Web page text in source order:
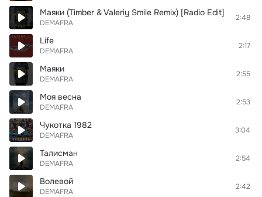
Маяки (Timber & Valeriy Smile Remix) [Radio Edit]
DEMAFRA
2:48
Life
DEMAFRA
2:17
Маяки
DEMAFRA
2:55
Моя весна
DEMAFRA
2:53
Чукотка 1982
DEMAFRA
3:04
Талисман
DEMAFRA
2:54
Волевой
DEMAFRA
2:42